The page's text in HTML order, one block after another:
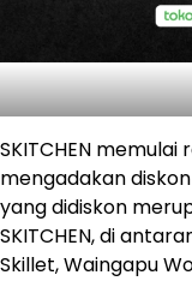
SKITCHEN
mengadakan
yang didiskon
SKITCHEN, di
Skillet, Waingapu